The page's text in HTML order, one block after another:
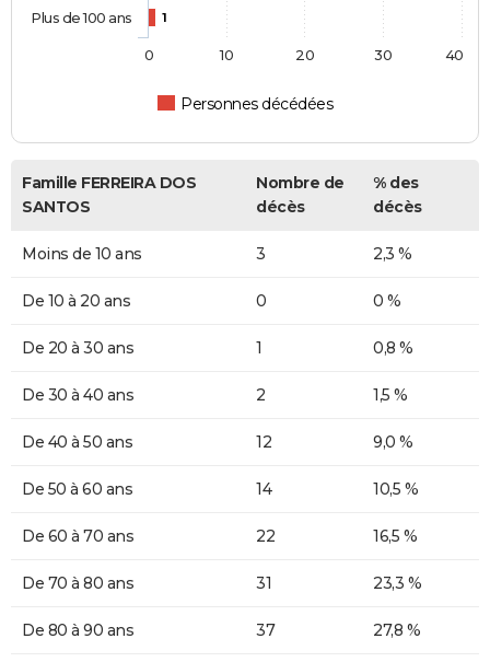
1
Personnes décédées
Plus de 100 ans
0 10 20 30 40
Famille FERREIRA DOS
SANTOS
Nombre de
décès
% des
décès
Moins de 10 ans 3 2,3 %
De 10 à 20 ans 0 0 %
De 20 à 30 ans 1 0,8 %
De 30 à 40 ans 2 1,5 %
De 40 à 50 ans 12 9,0 %
De 50 à 60 ans 14 10,5 %
De 60 à 70 ans 22 16,5 %
De 70 à 80 ans 31 23,3 %
De 80 à 90 ans 37 27,8 %